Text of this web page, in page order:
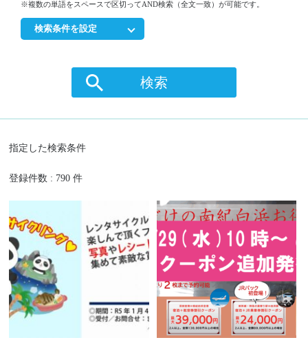
※複数の単語をスペースで区切ってAND検索（全文一致）が可能です。
検索条件を設定
検索
指定した検索条件
登録件数 : 790 件